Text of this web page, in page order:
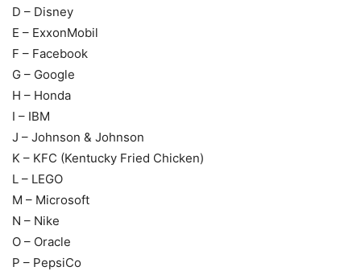
D – Disney
E – ExxonMobil
F – Facebook
G – Google
H – Honda
I – IBM
J – Johnson & Johnson
K – KFC (Kentucky Fried Chicken)
L – LEGO
M – Microsoft
N – Nike
O – Oracle
P – PepsiCo